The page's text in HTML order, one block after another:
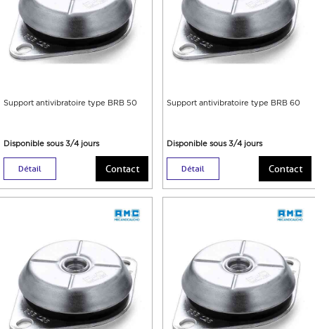
Support antivibratoire type BRB 50
Disponible sous 3/4 jours
Détail Contact
Support antivibratoire type BRB 60
Disponible sous 3/4 jours
Détail Contact